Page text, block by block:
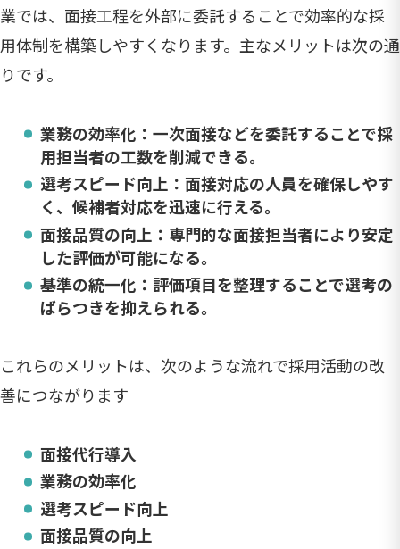
業では、面接工程を外部に委託することで効率的な採
用体制を構築しやすくなります。主なメリットは次の通
りです。
業務の効率化 ：一次面接などを委託することで採
用担当者の工数を削減できる。
選考スピード向上 ：面接対応の人員を確保しやす
く、候補者対応を迅速に行える。
面接品質の向上 ：専門的な面接担当者により安定
した評価が可能になる。
基準の統一化 ：評価項目を整理することで選考の
ばらつきを抑えられる。
これらのメリットは、次のような流れで採用活動の改
善につながります
面接代行導入
業務の効率化
選考スピード向上
面接品質の向上